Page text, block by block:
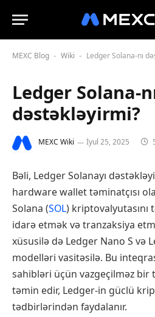
MEXC Blog - Wiki - Ledger Solana-nı
Ledger Solana-
dəstəkləyirmi?
MEXC Wiki İyul 25, 2025
Bəli, Ledger Solanayı
hardware wallet təminatçısı
Solana (SOL) kriptovalyutasını
idarə etmək və tranzaksiya
xüsusilə də Ledger Nano S və
modelləri vasitəsilə. Bu
sahibləri üçün vazgeçilməz bir
təmin edir, Ledger-in güclü
tədbirlərindən faydalanır.